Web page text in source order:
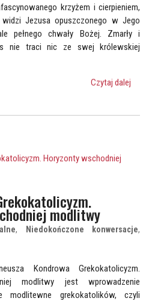
krzyżem i cierpieniem,
Jezusa opuszczonego w Jego
pełnego chwały Bożej. Zmarły i
nie traci nic ze swej królewskiej
Czytaj dalej
modlitwy
, Niedokończone konwersacje,
Kondrowa Grekokatolicyzm.
modlitwy jest wprowadzenie
modlitewne grekokatolików, czyli